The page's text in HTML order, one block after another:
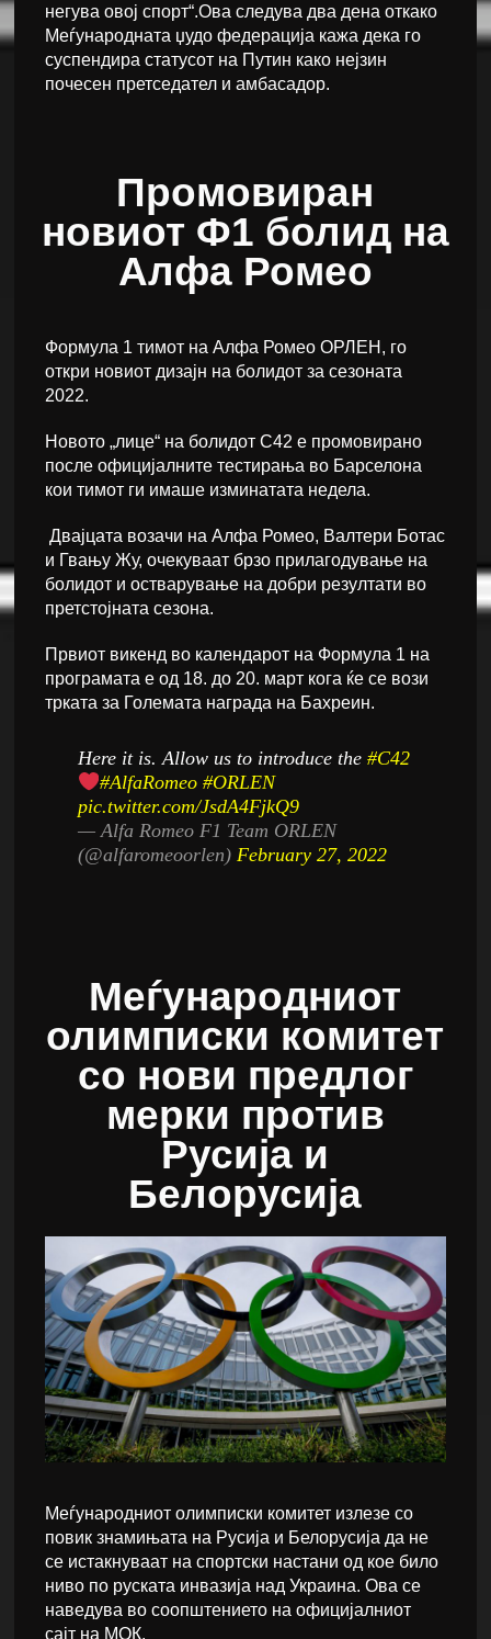
негува овој спорт“.Ова следува два дена откако
Меѓународната џудо федерација кажа дека го
суспендира статусот на Путин како нејзин
почесен претседател и амбасадор.
Промовиран
новиот Ф1 болид на
Алфа Ромео
Формула 1 тимот на Алфа Ромео ОРЛЕН, го
откри новиот дизајн на болидот за сезоната
2022.
Новото „лице“ на болидот С42 е промовирано
после официјалните тестирања во Барселона
кои тимот ги имаше изминатата недела.
Двајцата возачи на Алфа Ромео, Валтери Ботас
и Гвању Жу, очекуваат брзо прилагодување на
болидот и остварување на добри резултати во
претстојната сезона.
Првиот викенд во календарот на Формула 1 на
програмата е од 18. до 20. март кога ќе се вози
трката за Големата награда на Бахреин.
Here it is. Allow us to introduce the#C42
#AlfaRomeo #ORLEN
pic.twitter.com/JsdA4FjkQ9
— Alfa Romeo F1 Team ORLEN
(@alfaromeoorlen) February 27, 2022
Меѓународниот
олимписки комитет
со нови предлог
мерки против
Русија и
Белорусија
Меѓународниот олимписки комитет излезе со
повик знамињата на Русија и Белорусија да не
се истакнуваат на спортски настани од кое било
ниво по руската инвазија над Украина. Ова се
наведува во соопштението на официјалниот
сајт на МОК.